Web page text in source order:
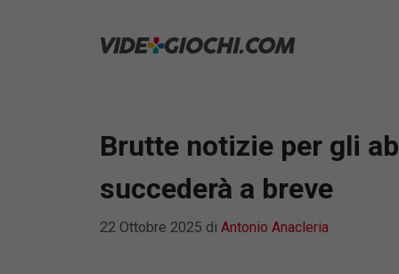
Brutte notizie per gli
succederà a breve
22 Ottobre 2025 di Antonio Anacleria